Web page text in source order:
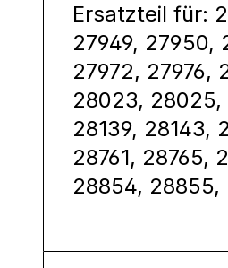
Ersatzteil für:
27949, 27950,
27972, 27976,
28023, 28025,
28139, 28143,
28761, 28765,
28854, 28855,